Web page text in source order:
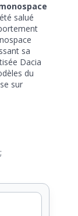
salué
sa
Dacia
du
sur